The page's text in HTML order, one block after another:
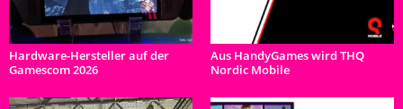
Hardware-Hersteller auf der
Gamescom 2026
Aus HandyGames wird THQ
Nordic Mobile